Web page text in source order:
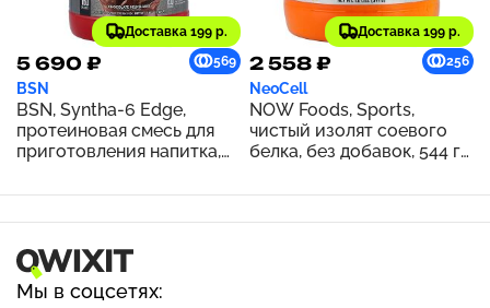
Доставка 199 р.
5 690 ₽ 569
BSN
BSN, Syntha-6 Edge,
протеиновая смесь для
приготовления напитка,
коктейль, 1,12 кг (2,47
Доставка 199 р.
2 558 ₽ 256
NeoCell
NOW Foods, Sports,
чистый изолят соевого
белка, без добавок, 544 г
Мы в соцсетях: